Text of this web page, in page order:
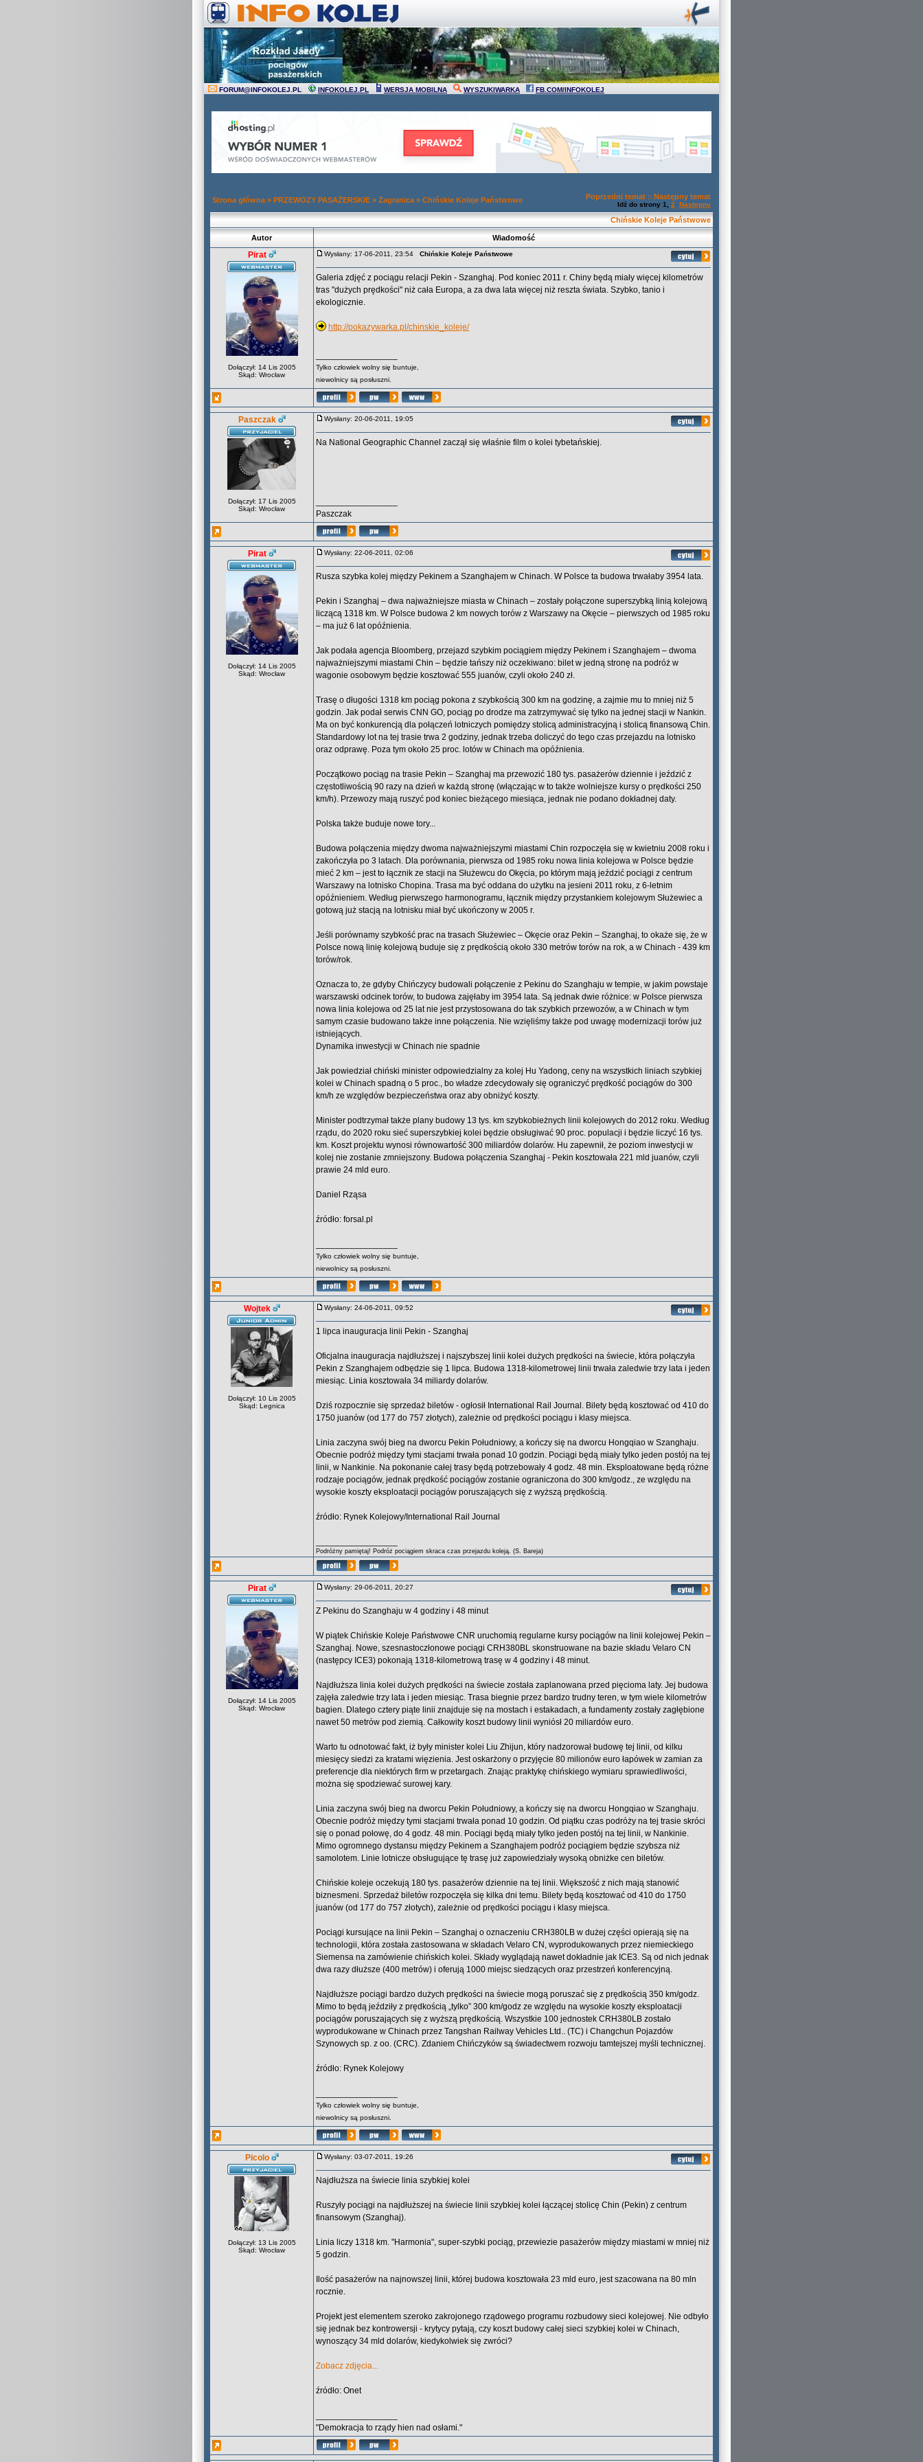
FORUM@INFOKOLEJ.PL INFOKOLEJ.PL WERSJA MOBILNA WYSZUKIWARKA FB.COM/INFOKOLEJ
Strona główna » PRZEWOZY PASAŻERSKIE » Zagranica » Chińskie Koleje Państwowe Poprzedni temat :: Następny temat
Idź do strony 1 2 Następny
Chińskie Koleje Państwowe
Autor Wiadomość
Pirat
Dołączył: 14 Lis 2005
Skąd: Wrocław
Wysłany: 17-06-2011, 23:54 Chińskie Koleje Państwowe
Galeria zdjęć z pociągu relacji Pekin - Szanghaj. Pod koniec 2011 r. Chiny będą miały więcej kilometrów
tras "dużych prędkości" niż cała Europa, a za dwa lata więcej niż reszta świata. Szybko, tanio i
ekologicznie.
http://pokazywarka.pl/chinskie_koleje/
Tylko człowiek wolny się buntuje,
niewolnicy są posłuszni.
Paszczak
Dołączył: 17 Lis 2005
Skąd: Wrocław
Wysłany: 20-06-2011, 19:05
Na National Geographic Channel zaczął się właśnie film o kolei tybetańskiej.
Paszczak
Pirat
Dołączył: 14 Lis 2005
Skąd: Wrocław
Wysłany: 22-06-2011, 02:06
Rusza szybka kolej między Pekinem a Szanghajem w Chinach. W Polsce ta budowa trwałaby 3954 lata.
Pekin i Szanghaj – dwa najważniejsze miasta w Chinach – zostały połączone superszybką linią kolejową
liczącą 1318 km. W Polsce budowa 2 km nowych torów z Warszawy na Okęcie – pierwszych od 1985 roku
– ma już 6 lat opóźnienia.
Jak podała agencja Bloomberg, przejazd szybkim pociągiem między Pekinem i Szanghajem – dwoma
najważniejszymi miastami Chin – będzie tańszy niż oczekiwano: bilet w jedną stronę na podróż w
wagonie osobowym będzie kosztować 555 juanów, czyli około 240 zł.
Trasę o długości 1318 km pociąg pokona z szybkością 300 km na godzinę, a zajmie mu to mniej niż 5
godzin. Jak podał serwis CNN GO, pociąg po drodze ma zatrzymywać się tylko na jednej stacji w Nankin.
Ma on być konkurencją dla połączeń lotniczych pomiędzy stolicą administracyjną i stolicą finansową Chin.
Standardowy lot na tej trasie trwa 2 godziny, jednak trzeba doliczyć do tego czas przejazdu na lotnisko
oraz odprawę. Poza tym około 25 proc. lotów w Chinach ma opóźnienia.
Początkowo pociąg na trasie Pekin – Szanghaj ma przewozić 180 tys. pasażerów dziennie i jeździć z
częstotliwością 90 razy na dzień w każdą stronę (włączając w to także wolniejsze kursy o prędkości 250
km/h). Przewozy mają ruszyć pod koniec bieżącego miesiąca, jednak nie podano dokładnej daty.
Polska także buduje nowe tory...
Budowa połączenia między dwoma najważniejszymi miastami Chin rozpoczęła się w kwietniu 2008 roku i
zakończyła po 3 latach. Dla porównania, pierwsza od 1985 roku nowa linia kolejowa w Polsce będzie
mieć 2 km – jest to łącznik ze stacji na Służewcu do Okęcia, po którym mają jeździć pociągi z centrum
Warszawy na lotnisko Chopina. Trasa ma być oddana do użytku na jesieni 2011 roku, z 6-letnim
opóźnieniem. Według pierwszego harmonogramu, łącznik między przystankiem kolejowym Służewiec a
gotową już stacją na lotnisku miał być ukończony w 2005 r.
Jeśli porównamy szybkość prac na trasach Służewiec – Okęcie oraz Pekin – Szanghaj, to okaże się, że w
Polsce nową linię kolejową buduje się z prędkością około 330 metrów torów na rok, a w Chinach - 439 km
torów/rok.
Oznacza to, że gdyby Chińczycy budowali połączenie z Pekinu do Szanghaju w tempie, w jakim powstaje
warszawski odcinek torów, to budowa zajęłaby im 3954 lata. Są jednak dwie różnice: w Polsce pierwsza
nowa linia kolejowa od 25 lat nie jest przystosowana do tak szybkich przewozów, a w Chinach w tym
samym czasie budowano także inne połączenia. Nie wzięliśmy także pod uwagę modernizacji torów już
istniejących.
Dynamika inwestycji w Chinach nie spadnie
Jak powiedział chiński minister odpowiedzialny za kolej Hu Yadong, ceny na wszystkich liniach szybkiej
kolei w Chinach spadną o 5 proc., bo władze zdecydowały się ograniczyć prędkość pociągów do 300
km/h ze względów bezpieczeństwa oraz aby obniżyć koszty.
Minister podtrzymał także plany budowy 13 tys. km szybkobieżnych linii kolejowych do 2012 roku. Według
rządu, do 2020 roku sieć superszybkiej kolei będzie obsługiwać 90 proc. populacji i będzie liczyć 16 tys.
km. Koszt projektu wynosi równowartość 300 miliardów dolarów. Hu zapewnił, że poziom inwestycji w
kolej nie zostanie zmniejszony. Budowa połączenia Szanghaj - Pekin kosztowała 221 mld juanów, czyli
prawie 24 mld euro.
Daniel Rząsa
źródło: forsal.pl
Tylko człowiek wolny się buntuje,
niewolnicy są posłuszni.
Wojtek
Dołączył: 10 Lis 2005
Skąd: Legnica
Wysłany: 24-06-2011, 09:52
1 lipca inauguracja linii Pekin - Szanghaj
Oficjalna inauguracja najdłuższej i najszybszej linii kolei dużych prędkości na świecie, która połączyła
Pekin z Szanghajem odbędzie się 1 lipca. Budowa 1318-kilometrowej linii trwała zaledwie trzy lata i jeden
miesiąc. Linia kosztowała 34 miliardy dolarów.
Dziś rozpocznie się sprzedaż biletów - ogłosił International Rail Journal. Bilety będą kosztować od 410 do
1750 juanów (od 177 do 757 złotych), zależnie od prędkości pociągu i klasy miejsca.
Linia zaczyna swój bieg na dworcu Pekin Południowy, a kończy się na dworcu Hongqiao w Szanghaju.
Obecnie podróż między tymi stacjami trwała ponad 10 godzin. Pociągi będą miały tylko jeden postój na tej
linii, w Nankinie. Na pokonanie całej trasy będą potrzebowały 4 godz. 48 min. Eksploatowane będą różne
rodzaje pociągów, jednak prędkość pociągów zostanie ograniczona do 300 km/godz., ze względu na
wysokie koszty eksploatacji pociągów poruszających się z wyższą prędkością.
źródło: Rynek Kolejowy/International Rail Journal
Podróżny pamiętaj! Podróż pociągiem skraca czas przejazdu koleją. (S. Bareja)
Pirat
Dołączył: 14 Lis 2005
Skąd: Wrocław
Wysłany: 29-06-2011, 20:27
Z Pekinu do Szanghaju w 4 godziny i 48 minut
W piątek Chińskie Koleje Państwowe CNR uruchomią regularne kursy pociągów na linii kolejowej Pekin –
Szanghaj. Nowe, szesnastoczłonowe pociągi CRH380BL skonstruowane na bazie składu Velaro CN
(następcy ICE3) pokonają 1318-kilometrową trasę w 4 godziny i 48 minut.
Najdłuższa linia kolei dużych prędkości na świecie została zaplanowana przed pięcioma laty. Jej budowa
zajęła zaledwie trzy lata i jeden miesiąc. Trasa biegnie przez bardzo trudny teren, w tym wiele kilometrów
bagien. Dlatego cztery piąte linii znajduje się na mostach i estakadach, a fundamenty zostały zagłębione
nawet 50 metrów pod ziemią. Całkowity koszt budowy linii wyniósł 20 miliardów euro.
Warto tu odnotować fakt, iż były minister kolei Liu Zhijun, który nadzorował budowę tej linii, od kilku
miesięcy siedzi za kratami więzienia. Jest oskarżony o przyjęcie 80 milionów euro łapówek w zamian za
preferencje dla niektórych firm w przetargach. Znając praktykę chińskiego wymiaru sprawiedliwości,
można się spodziewać surowej kary.
Linia zaczyna swój bieg na dworcu Pekin Południowy, a kończy się na dworcu Hongqiao w Szanghaju.
Obecnie podróż między tymi stacjami trwała ponad 10 godzin. Od piątku czas podróży na tej trasie skróci
się o ponad połowę, do 4 godz. 48 min. Pociągi będą miały tylko jeden postój na tej linii, w Nankinie.
Mimo ogromnego dystansu między Pekinem a Szanghajem podróż pociągiem będzie szybsza niż
samolotem. Linie lotnicze obsługujące tę trasę już zapowiedziały wysoką obniżke cen biletów.
Chińskie koleje oczekują 180 tys. pasażerów dziennie na tej linii. Większość z nich mają stanowić
biznesmeni. Sprzedaż biletów rozpoczęła się kilka dni temu. Bilety będą kosztować od 410 do 1750
juanów (od 177 do 757 złotych), zależnie od prędkości pociągu i klasy miejsca.
Pociągi kursujące na linii Pekin – Szanghaj o oznaczeniu CRH380LB w dużej części opierają się na
technologii, która została zastosowana w składach Velaro CN, wyprodukowanych przez niemieckiego
Siemensa na zamówienie chińskich kolei. Składy wyglądają nawet dokładnie jak ICE3. Są od nich jednak
dwa razy dłuższe (400 metrów) i oferują 1000 miejsc siedzących oraz przestrzeń konferencyjną.
Najdłuższe pociągi bardzo dużych prędkości na świecie mogą poruszać się z prędkością 350 km/godz.
Mimo to będą jeździły z prędkością „tylko” 300 km/godz ze względu na wysokie koszty eksploatacji
pociągów poruszających się z wyższą prędkością. Wszystkie 100 jednostek CRH380LB zostało
wyprodukowane w Chinach przez Tangshan Railway Vehicles Ltd.. (TC) i Changchun Pojazdów
Szynowych sp. z oo. (CRC). Zdaniem Chińczyków są świadectwem rozwoju tamtejszej myśli technicznej.
źródło: Rynek Kolejowy
Tylko człowiek wolny się buntuje,
niewolnicy są posłuszni.
Picolo
Dołączył: 13 Lis 2005
Skąd: Wrocław
Wysłany: 03-07-2011, 19:26
Najdłuższa na świecie linia szybkiej kolei
Ruszyły pociągi na najdłuższej na świecie linii szybkiej kolei łączącej stolicę Chin (Pekin) z centrum
finansowym (Szanghaj).
Linia liczy 1318 km. "Harmonia", super-szybki pociąg, przewiezie pasażerów między miastami w mniej niż
5 godzin.
Ilość pasażerów na najnowszej linii, której budowa kosztowała 23 mld euro, jest szacowana na 80 mln
rocznie.
Projekt jest elementem szeroko zakrojonego rządowego programu rozbudowy sieci kolejowej. Nie odbyło
się jednak bez kontrowersji - krytycy pytają, czy koszt budowy całej sieci szybkiej kolei w Chinach,
wynoszący 34 mld dolarów, kiedykolwiek się zwróci?
Zobacz zdjęcia...
źródło: Onet
"Demokracja to rządy hien nad osłami."